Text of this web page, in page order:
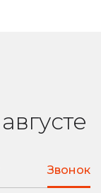
августе
Звонок